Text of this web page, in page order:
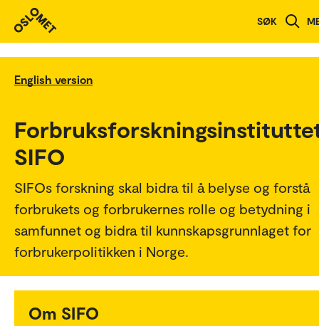
SØK
English version
SIFO
SIFOs forskning skal bidra til å belyse og forstå
forbrukets og forbrukernes rolle og betydning i
samfunnet og bidra til kunnskapsgrunnlaget for
forbrukerpolitikken i Norge.
Om SIFO